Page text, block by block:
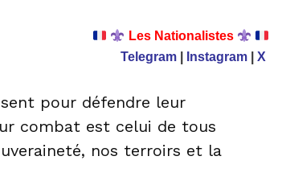
Les Nationalistes
Telegram
Instagram X
pour défendre leur
combat est celui de tous
nos terroirs et la